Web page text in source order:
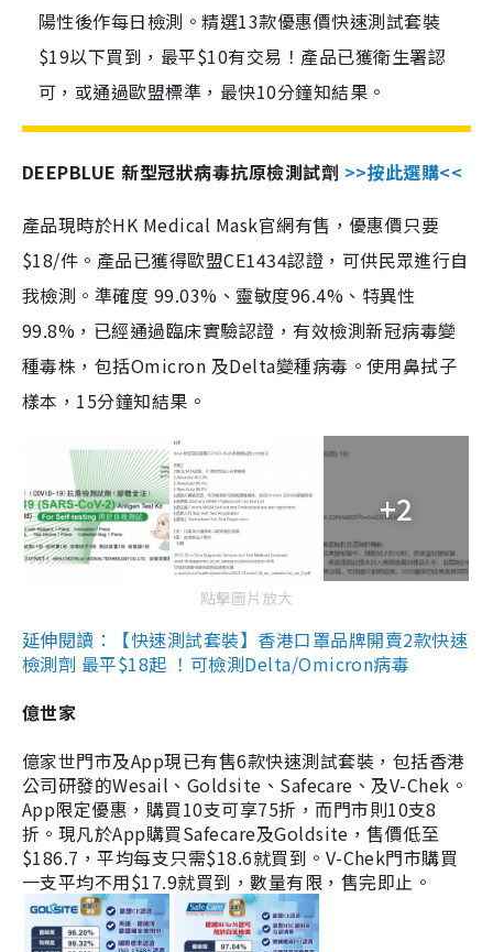
陽性後作每日檢測。精選13款優惠價快速測試套裝
$19以下買到，最平$10有交易！產品已獲衛生署認
可，或通過歐盟標準，最快10分鐘知結果。
DEEPBLUE 新型冠狀病毒抗原檢測試劑 >>按此選購<<
產品現時於HK Medical Mask官網有售，優惠價只要
$18/件。產品已獲得歐盟CE1434認證，可供民眾進行自
我檢測。準確度 99.03%、靈敏度96.4%、特異性
99.8%，已經通過臨床實驗認證，有效檢測新冠病毒變
種毒株，包括Omicron 及Delta變種病毒。使用鼻拭子
樣本，15分鐘知結果。
+2
點擊圖片放大
延伸閱讀：【快速測試套裝】香港口罩品牌開賣2款快速
檢測劑 最平$18起 ！可檢測Delta/Omicron病毒
億世家
億家世門市及App現已有售6款快速測試套裝，包括香港
公司研發的Wesail、Goldsite、Safecare、及V-Chek。
App限定優惠，購買10支可享75折，而門市則10支8
折。現凡於App購買Safecare及Goldsite，售價低至
$186.7，平均每支只需$18.6就買到。V-Chek門市購買
一支平均不用$17.9就買到，數量有限，售完即止。